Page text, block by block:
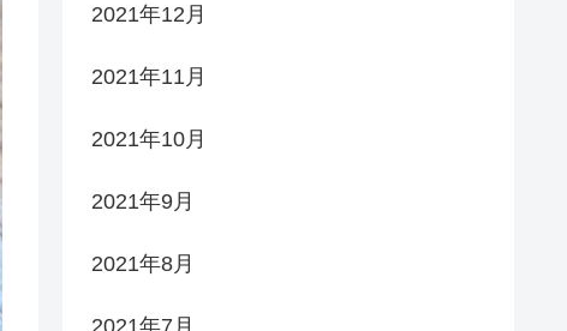
2021年12月
2021年11月
2021年10月
2021年9月
2021年8月
2021年7月